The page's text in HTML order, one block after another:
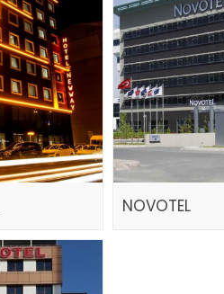
NOVOTEL